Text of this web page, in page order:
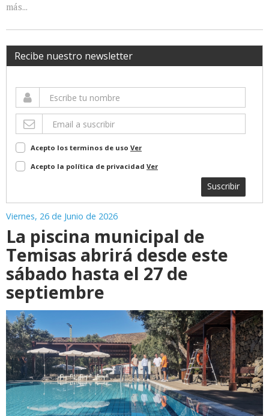
más...
Recibe nuestro newsletter
Acepto los terminos de uso Ver
Acepto la política de privacidad Ver
Suscribir
Viernes, 26 de Junio de 2026
La piscina municipal de
Temisas abrirá desde este
sábado hasta el 27 de
septiembre